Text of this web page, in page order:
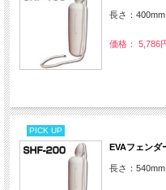
長さ：
価格： 5,786
PICK UP
EVAフェン
長さ：